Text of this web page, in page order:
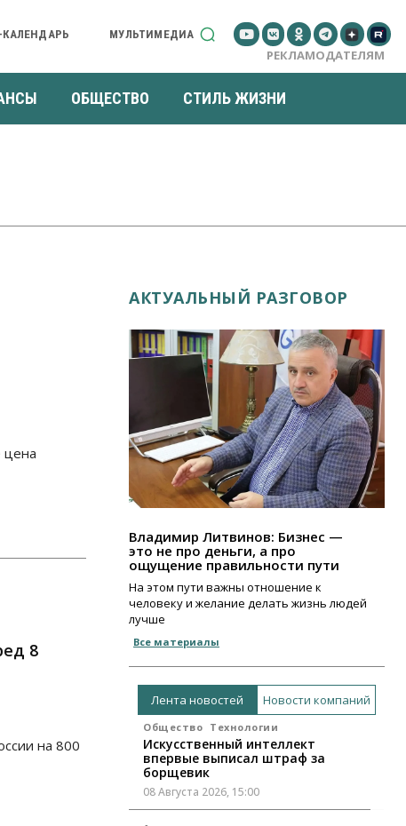
МУЛЬТИМЕДИА
РЕКЛАМОДАТЕЛЯМ
ОБЩЕСТВО СТИЛЬ ЖИЗНИ
цена
8
на 800
АКТУАЛЬНЫЙ РАЗГОВОР
Владимир Литвинов: Бизнес —
это не про деньги, а про
ощущение правильности пути
На этом пути важны отношение к
человеку и желание делать жизнь людей
лучше
Все материалы
Лента новостей Новости компаний
Общество Технологии
Искусственный интеллект
впервые выписал штраф за
борщевик
08 Августа 2026, 15:00